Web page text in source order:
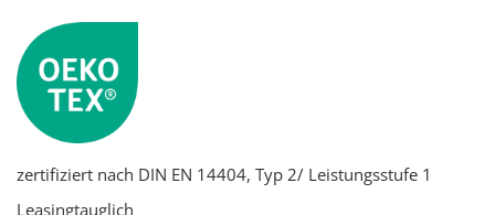
zertifiziert nach DIN EN 14404, Typ 2/ Leistungsstufe 1
Leasingtauglich